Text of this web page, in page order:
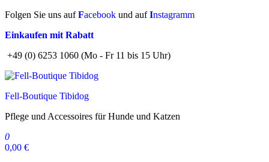
Zum
springen
Folgen Sie uns aufFacebook und aufInstagramm
Einkaufen mit Rabatt
+49 (0) 6253 1060 (Mo - Fr 11 bis 15 Uhr)
Fell-Boutique Tibidog
Pflege und Accessoires für Hunde und Katzen
0
0,00 €